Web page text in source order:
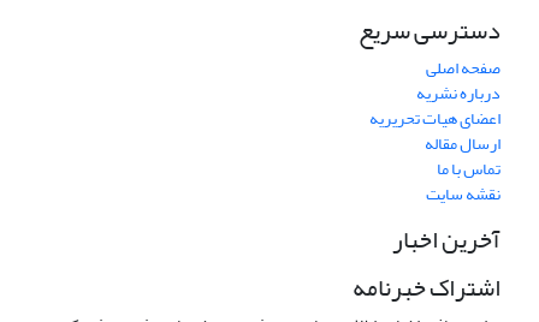
دسترسی سریع
صفحه اصلی
درباره نشریه
اعضای هیات تحریریه
ارسال مقاله
تماس با ما
نقشه سایت
آخرین اخبار
اشتراک خبرنامه